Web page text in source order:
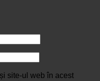
site-ul web în acest